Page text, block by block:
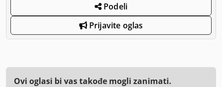
Podeli
Prijavite oglas
Ovi oglasi bi vas takođe mogli zanimati.